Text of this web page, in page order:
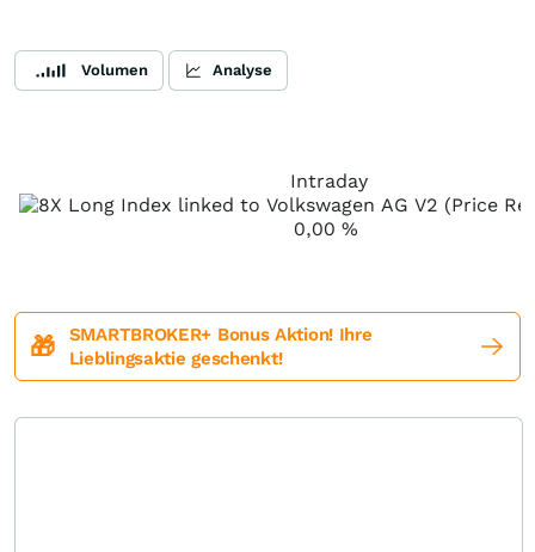
Volumen Analyse
Intraday
0,00 %
🎁
SMARTBROKER+ Bonus Aktion! Ihre
Lieblingsaktie geschenkt!